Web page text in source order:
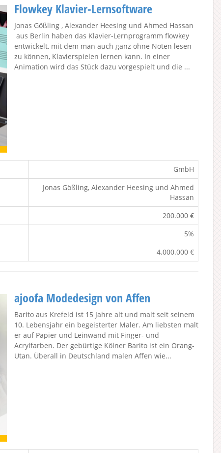
Flowkey Klavier-Lernsoftware
Jonas Gößling , Alexander Heesing und Ahmed Hassan
aus Berlin haben das Klavier-Lernprogramm flowkey
entwickelt, mit dem man auch ganz ohne Noten lesen
zu können, Klavierspielen lernen kann. In einer
Animation wird das Stück dazu vorgespielt und die ...
GmbH
Jonas Gößling, Alexander Heesing und Ahmed
Hassan
200.000 €
5%
4.000.000 €
ajoofa Modedesign von Affen
Barito aus Krefeld ist 15 Jahre alt und malt seit seinem
10. Lebensjahr ein begeisterter Maler. Am liebsten malt
er auf Papier und Leinwand mit Finger- und
Acrylfarben. Der gebürtige Kölner Barito ist ein Orang-
Utan. Überall in Deutschland malen Affen wie...